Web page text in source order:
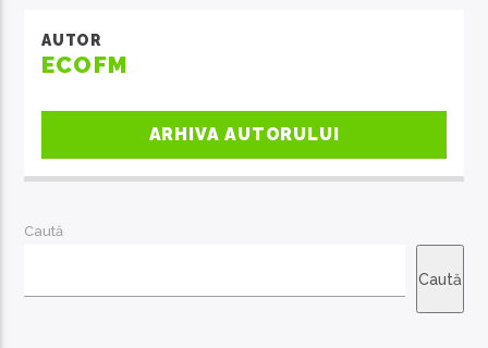
AUTOR
ECOFM
ARHIVA AUTORULUI
Caută
Caută